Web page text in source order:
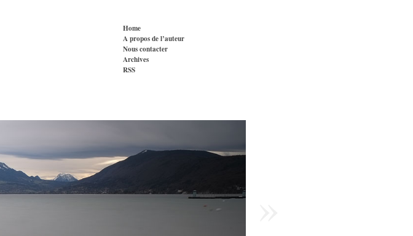
Home
A propos de l’auteur
Nous contacter
Archives
RSS